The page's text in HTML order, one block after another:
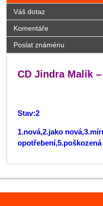
Váš dotaz
Komentáře
Poslat známénu
CD Jindra Malík
Stav:2
1.nová,2.jako
opotřebení,5.poškozená